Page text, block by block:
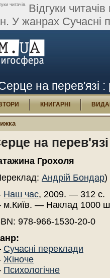
читачів. Відгуки
У жанрах Сучасні
на перев'язі :
КНИГАРНІ
на
Грохоля
Андрій Бондар)
Наш час, 2009. — 312 с.
— Наклад 1000
978-966-1530-20-0
Сучасні переклади
Жіноче
Психологічне